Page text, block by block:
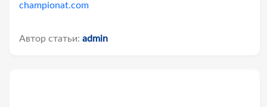
championat.com
Автор статьи: admin